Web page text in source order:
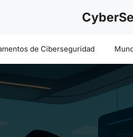
de Ciberseguridad